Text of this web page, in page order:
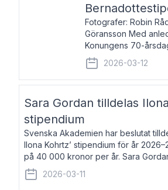
Fotografer: Robin
Göransson Med
Konungens 70-
fem av de kungliga
kallade
syfte att genom
2026-03-12
Sara Gordan tilldelas
stipendium
Svenska Akademien har beslutat
Ilona Kohrtz’ stipendium för år
på 40 000 kronor per år. Sara
författare och översättare. Hon
det prosalyriska verket En
2026-03-11